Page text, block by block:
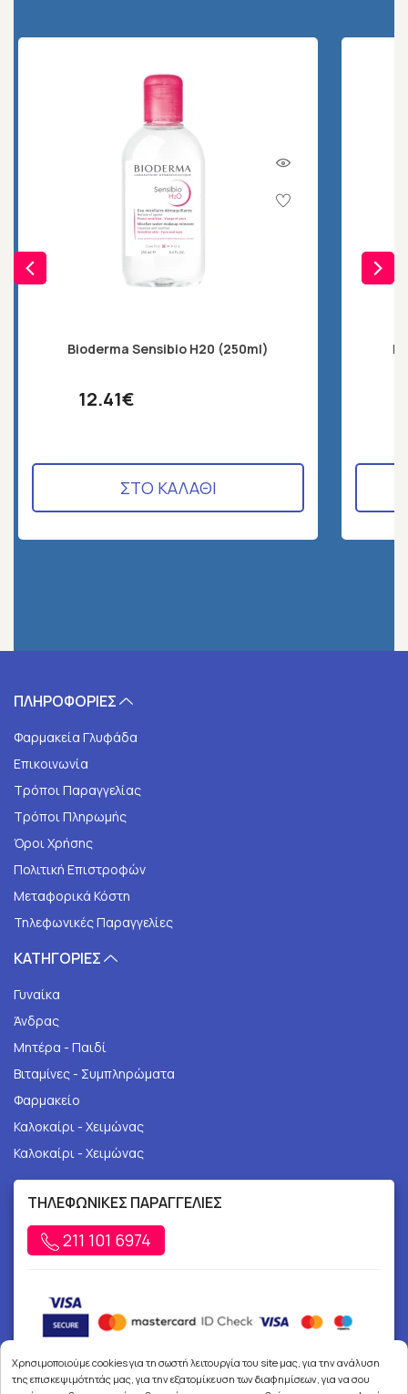
Bioderma Sensibio H20 (250ml)
12.41€
ΣΤΟ ΚΑΛΑΘΙ
ΠΛΗΡΟΦΟΡΙΕΣ
Φαρμακεία Γλυφάδα
Επικοινωνία
Τρόποι Παραγγελίας
Τρόποι Πληρωμής
Όροι Χρήσης
Πολιτική Επιστροφών
Μεταφορικά Κόστη
Τηλεφωνικές Παραγγελίες
ΚΑΤΗΓΟΡΙΕΣ
Γυναίκα
Άνδρας
Μητέρα - Παιδί
Βιταμίνες - Συμπληρώματα
Φαρμακείο
Καλοκαίρι - Χειμώνας
Καλοκαίρι - Χειμώνας
ΤΗΛΕΦΩΝΙΚΕΣ ΠΑΡΑΓΓΕΛΙΕΣ
211 101 6974
Χρησιμοποιούμε cookies για τη σωστή λειτουργία του site μας, για την ανάλυση
της επισκεψιμότητάς μας, για την εξατομίκευση των διαφημίσεων, για να σου